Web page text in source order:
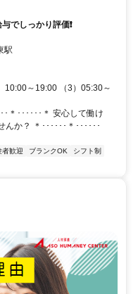
でしっかり評価❗️
駅
10:00～19:00 （3）05:30～
･＊･･････＊ 安心して働け
か？ ＊･･････＊･･････
者歓迎 ブランクOK
シフト制